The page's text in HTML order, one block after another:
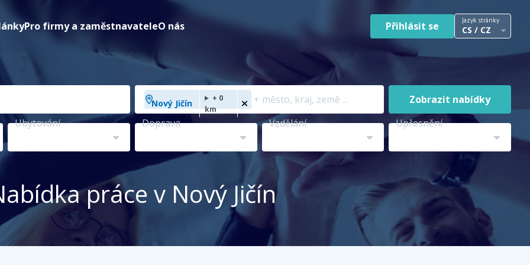
Pro firmy a zaměstnavateleO nás Přihlásit se Jazyk stránky
CS / CZ
Přidejte
město,
kraj,
...
Nový Jičín
+ 0
km
Zobrazit nabídky
Ubytování Doprava Vzdělání Upřesnění
práce v Nový Jičín